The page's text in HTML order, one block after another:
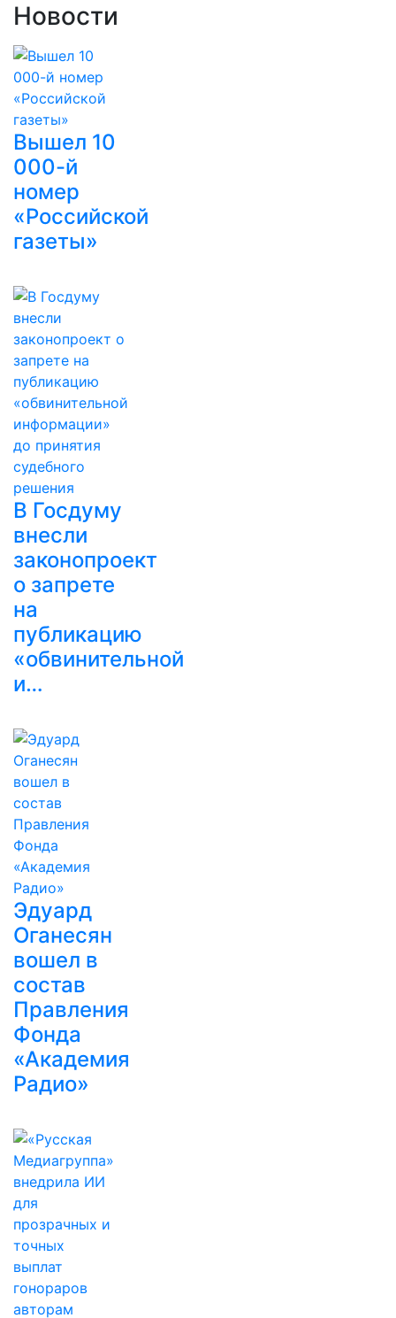
Новости
Вышел 10
000-й
номер
«Российской
газеты»
В Госдуму
внесли
законопроект
о запрете
на
публикацию
«обвинительной
и…
Эдуард
Оганесян
вошел в
состав
Правления
Фонда
«Академия
Радио»